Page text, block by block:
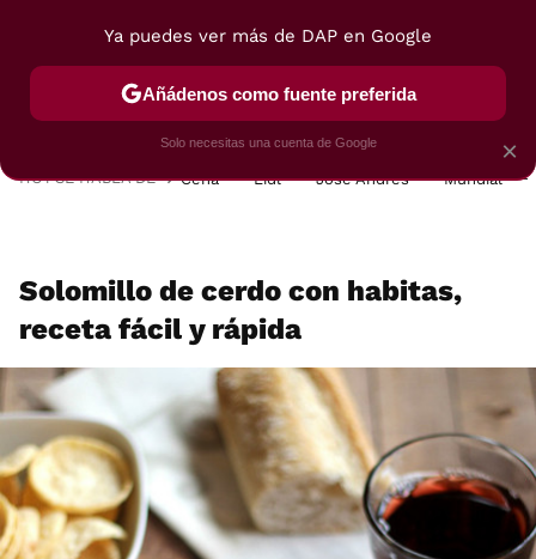
POSTRES VIAJES SELECCIÓN VEGUI
HOY SE HABLA DE Cena Lidl José Andrés Mundial
Solomillo de cerdo con habitas,
receta fácil y rápida
×
Ya puedes ver más de DAP en Google
Añádenos como fuente preferida
Solo necesitas una cuenta de Google